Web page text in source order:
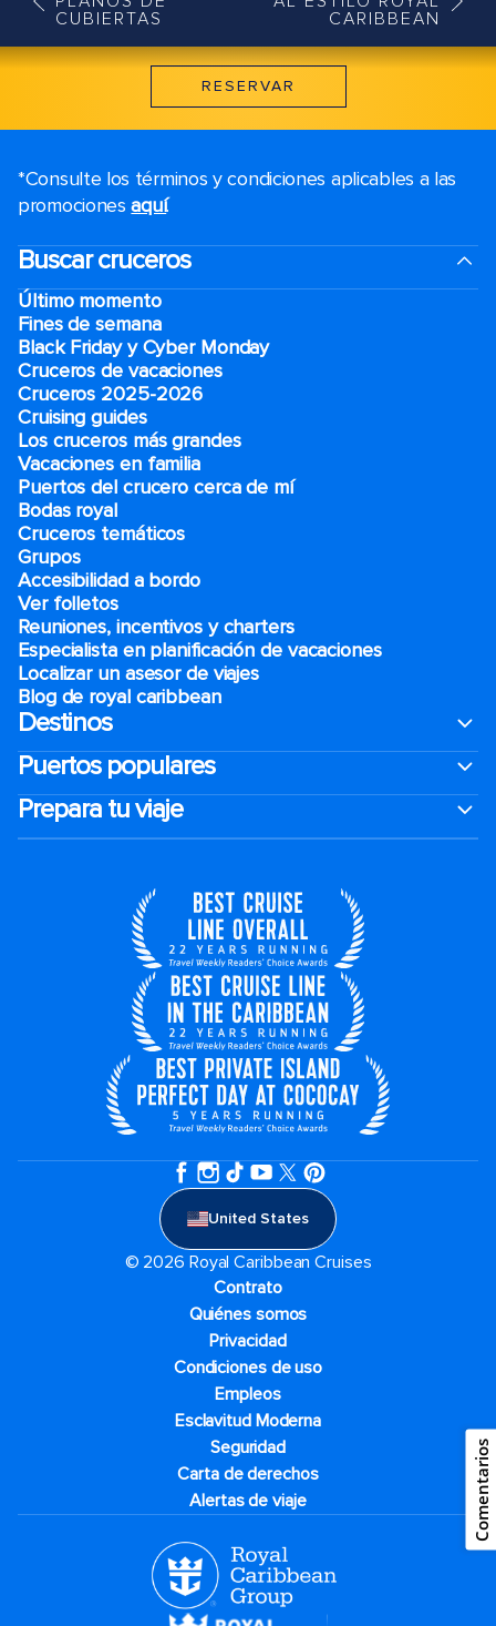
CUBIERTAS
CARIBBEAN
RESERVAR
*Consulte los términos y condiciones aplicables a las
promocionesaquí.
Buscar cruceros
Último momento
Fines de semana
Black Friday y Cyber Monday
Cruceros de vacaciones
Cruceros 2025-2026
Cruising guides
Los cruceros más grandes
Vacaciones en familia
Puertos del crucero cerca de mí
Bodas royal
Cruceros temáticos
Grupos
Accesibilidad a bordo
Ver folletos
Reuniones, incentivos y charters​
Especialista en planificación de vacaciones
Localizar un asesor de viajes
Blog de royal caribbean
Destinos
Puertos populares
Prepara tu viaje
United States
© 2026 Royal Caribbean Cruises
Contrato
Quiénes somos
Privacidad
Condiciones de uso
Empleos
Esclavitud Moderna
Seguridad
Carta de derechos
Alertas de viaje
Comentarios